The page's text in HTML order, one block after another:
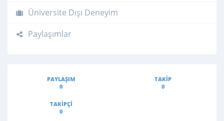
Üniversite Dışı Deneyim
Paylaşımlar
PAYLAŞIM
0
TAKIP
0
TAKIPÇI
0